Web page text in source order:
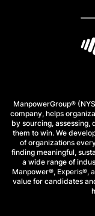
ManpowerGroup®
company, helps
by sourcing, assessing,
them to win. We
of organizations
finding meaningful,
a wide range of
Manpower®, Experis®,
value for candidates